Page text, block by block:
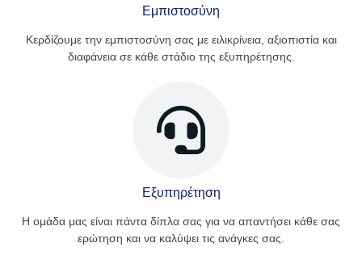
Εμπιστοσύνη
Κερδίζουμε την εμπιστοσύνη σας με ειλικρίνεια, αξιοπιστία και
διαφάνεια σε κάθε στάδιο της εξυπηρέτησης.
Εξυπηρέτηση
Η ομάδα μας είναι πάντα δίπλα σας για να απαντήσει κάθε σας
ερώτηση και να καλύψει τις ανάγκες σας.